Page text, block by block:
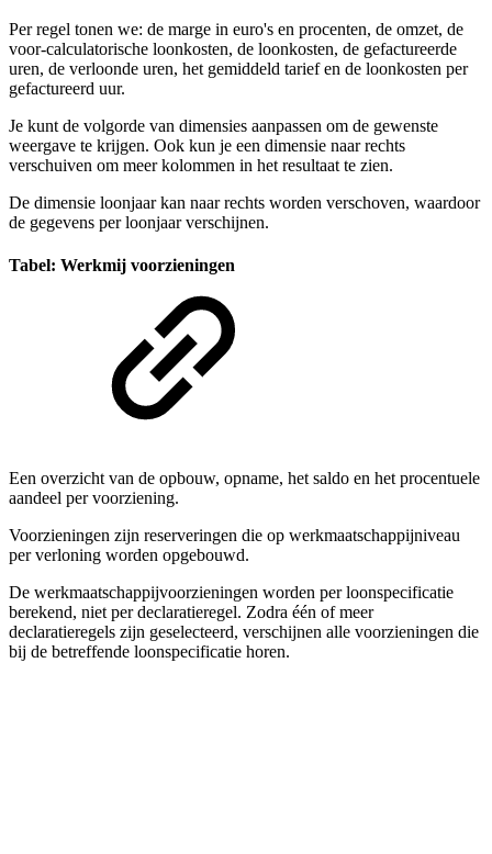
Per regel tonen we: de marge in euro's en procenten, de omzet, de
voor-calculatorische loonkosten, de loonkosten, de gefactureerde
uren, de verloonde uren, het gemiddeld tarief en de loonkosten per
gefactureerd uur.
Je kunt de volgorde van dimensies aanpassen om de gewenste
weergave te krijgen. Ook kun je een dimensie naar rechts
verschuiven om meer kolommen in het resultaat te zien.
De dimensie loonjaar kan naar rechts worden verschoven, waardoor
de gegevens per loonjaar verschijnen.
Tabel: Werkmij voorzieningen
Een overzicht van de opbouw, opname, het saldo en het procentuele
aandeel per voorziening.
Voorzieningen zijn reserveringen die op werkmaatschappijniveau
per verloning worden opgebouwd.
De werkmaatschappijvoorzieningen worden per loonspecificatie
berekend, niet per declaratieregel. Zodra één of meer
declaratieregels zijn geselecteerd, verschijnen alle voorzieningen die
bij de betreffende loonspecificatie horen.